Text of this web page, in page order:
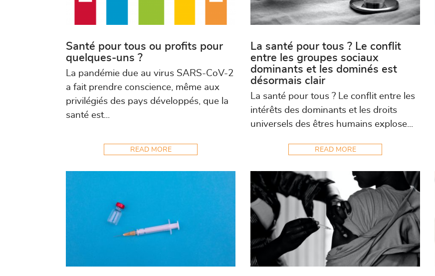
Santé pour tous ou profits pour
quelques-uns ?
La pandémie due au virus SARS-CoV-2
a fait prendre conscience, même aux
privilégiés des pays développés, que la
santé est...
READ MORE
La santé pour tous ? Le conflit
entre les groupes sociaux
dominants et les dominés est
désormais clair
La santé pour tous ? Le conflit entre les
intérêts des dominants et les droits
universels des êtres humains explose...
READ MORE